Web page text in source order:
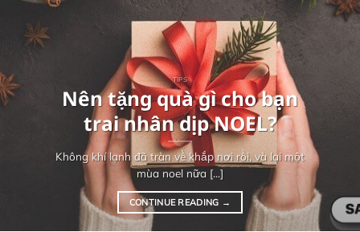
TIPS
Nên tặng quà gì cho bạn
trai nhân dịp NOEL?
Không khí lạnh đã tràn về khắp nơi rồi, và lại một
mùa noel nữa [...]
CONTINUE READING →